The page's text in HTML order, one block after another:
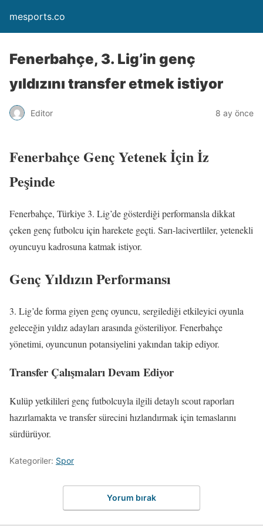
mesports.co
Fenerbahçe, 3. Lig’in genç
yıldızını transfer etmek istiyor
Editor 8 ay önce
Fenerbahçe Genç Yetenek İçin İz
Peşinde
Fenerbahçe, Türkiye 3. Lig’de gösterdiği performansla dikkat
çeken genç futbolcu için harekete geçti. Sarı-lacivertliler, yetenekli
oyuncuyu kadrosuna katmak istiyor.
Genç Yıldızın Performansı
3. Lig’de forma giyen genç oyuncu, sergilediği etkileyici oyunla
geleceğin yıldız adayları arasında gösteriliyor. Fenerbahçe
yönetimi, oyuncunun potansiyelini yakından takip ediyor.
Transfer Çalışmaları Devam Ediyor
Kulüp yetkilileri genç futbolcuyla ilgili detaylı scout raporları
hazırlamakta ve transfer sürecini hızlandırmak için temaslarını
sürdürüyor.
Kategoriler: Spor
Yorum bırak